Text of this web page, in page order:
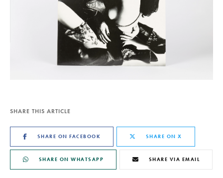
SHARE THIS ARTICLE
SHARE ON FACEBOOK SHARE ON X
SHARE ON WHATSAPP SHARE VIA EMAIL